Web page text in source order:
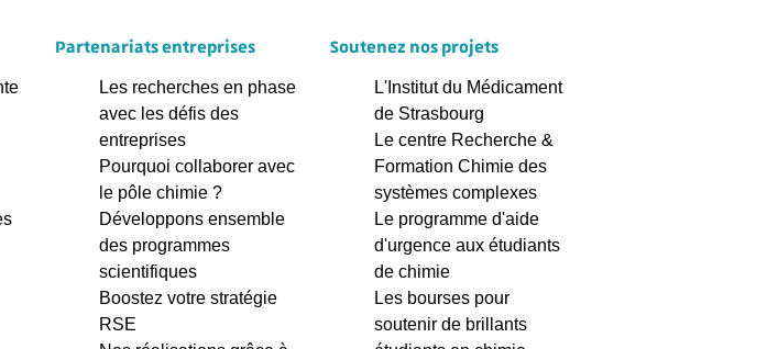
Partenariats entreprises
Les recherches en phase
avec les défis des
entreprises
Pourquoi collaborer avec
le pôle chimie ?
Développons ensemble
des programmes
scientifiques
Boostez votre stratégie
RSE
Soutenez nos projets
L'Institut du Médicament
de Strasbourg
Le centre Recherche &
Formation Chimie des
systèmes complexes
Le programme d'aide
d'urgence aux étudiants
de chimie
Les bourses pour
soutenir de brillants